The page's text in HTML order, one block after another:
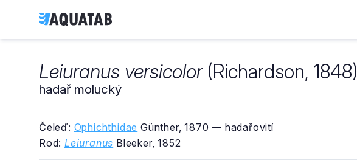
Leiuranus versicolor(Richardson, 1848)
hadař molucký
Čeleď: Ophichthidae Günther, 1870 — hadařovití
Rod: Leiuranus Bleeker, 1852